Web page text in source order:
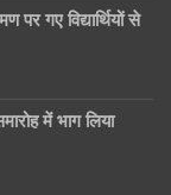
गए विद्यार्थियों से
में भाग लिया